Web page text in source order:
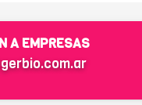
A EMPRESAS